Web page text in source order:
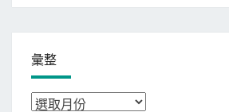
彙整
彙